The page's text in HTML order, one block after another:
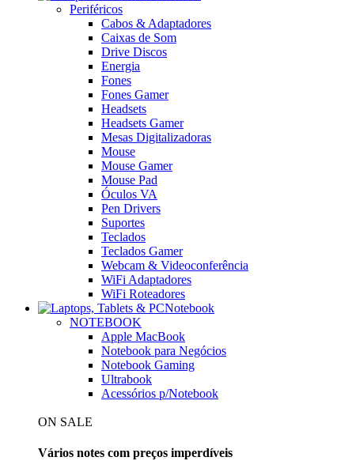
Periféricos
Cabos & Adaptadores
Caixas de Som
Drive Discos
Energia
Fones
Fones Gamer
Headsets
Headsets Gamer
Mesas Digitalizadoras
Mouse
Mouse Gamer
Mouse Pad
Óculos VA
Pen Drivers
Suportes
Teclados
Teclados Gamer
Webcam & Videoconferência
WiFi Adaptadores
WiFi Roteadores
Notebook
NOTEBOOK
Apple MacBook
Notebook para Negócios
Notebook Gaming
Ultrabook
Acessórios p/Notebook
ON SALE
Vários notes com preços imperdíveis